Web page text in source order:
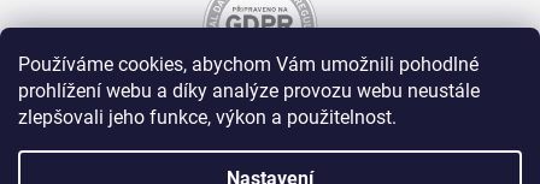
Používáme cookies, abychom Vám umožnili pohodlné
prohlížení webu a díky analýze provozu webu neustále
zlepšovali jeho funkce, výkon a použitelnost.
Nastavení
Nakupujte na Zuty bezpečně a bez obav. Díky